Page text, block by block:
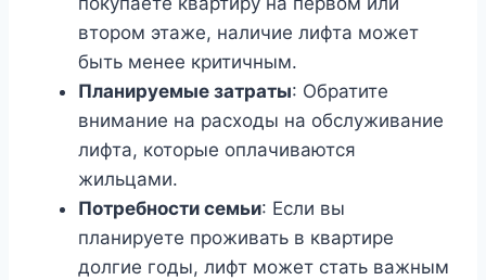
втором этаже, наличие лифта может
быть менее критичным.
Планируемые затраты: Обратите
внимание на расходы на обслуживание
лифта, которые оплачиваются
жильцами.
Потребности семьи: Если вы
планируете проживать в квартире
долгие годы, лифт может стать важным